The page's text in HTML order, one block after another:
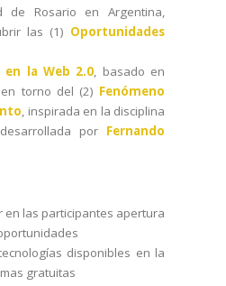
Rosario en Argentina,
las (1) Oportunidades
en la Web 2.0, basado en
torno del (2) Fenómeno
, inspirada en la disciplina
por Fernando
en las participantes apertura
disponibles en la
gratuitas